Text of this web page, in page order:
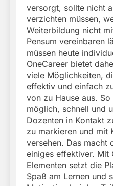
versorgt, sollte nicht
verzichten müssen,
Weiterbildung nicht
Pensum vereinbaren
müssen heute
OneCareer bietet
viele Möglichkeiten,
effektiv und einfach
von zu Hause aus.
möglich, schnell und
Dozenten in Kontakt
zu markieren und mit
versehen. Das macht
einiges effektiver. Mit
Elementen setzt die
Spaß am Lernen und